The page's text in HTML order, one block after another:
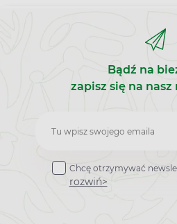
Bądź na
zapisz się na
Zapisz
do
newslettera
Chcę otrzymywać
rozwiń>